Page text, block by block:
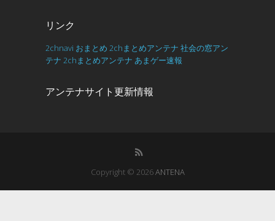
リンク
2chnavi おまとめ 2chまとめアンテナ 社会の窓アン
テナ 2chまとめアンテナ あまゲー速報
アンテナサイト更新情報
Copyright © 2026ANTENA